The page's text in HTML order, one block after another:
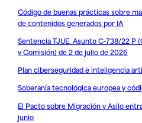
Código de buenas prácticas sobre
de contenidos generados por IA
Sentencia TJUE. Asunto C-738/22 P
v Comisión) de 2 de julio de 2026
Plan ciberseguridad e inteligencia
Soberanía tecnológica europea y
El Pacto sobre Migración y Asilo
junio